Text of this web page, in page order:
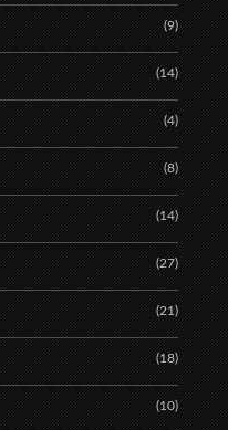
(9)
(14)
(4)
(8)
(14)
(27)
(21)
(18)
(10)